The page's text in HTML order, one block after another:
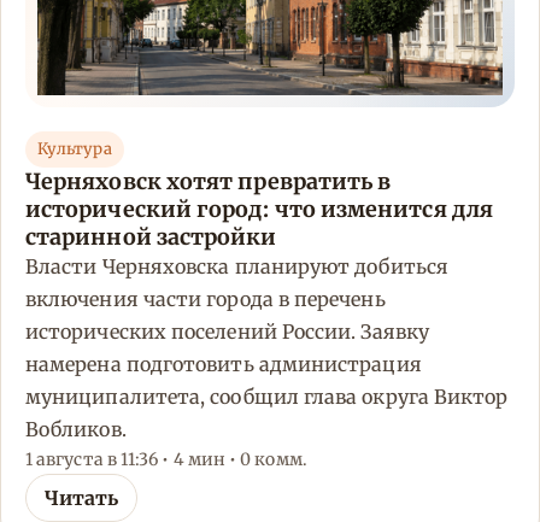
Культура
Черняховск хотят превратить в
исторический город: что изменится для
старинной застройки
Власти Черняховска планируют добиться
включения части города в перечень
исторических поселений России. Заявку
намерена подготовить администрация
муниципалитета, сообщил глава округа Виктор
Вобликов.
1 августа в 11:36 • 4 мин • 0 комм.
Читать